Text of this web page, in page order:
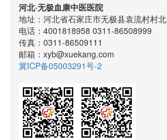
河北·无极血康中医医院
地址：河北省石家庄市无极县袁流村村北
电话：4001818958 0311-86508999
传真：0311-86509111
邮箱：xyb@xuekang.com
冀ICP备05003291号-2